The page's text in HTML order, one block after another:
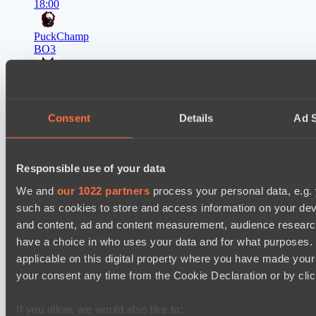
Consent Details Ad
Responsible use of your data
We and our 1022 partners process your personal data,
such as cookies to store and access information on your
and content, ad and content measurement, audience
have a choice in who uses your data and for what
applicable on this digital property where you have made
your consent any time from the Cookie Declaration or by
If you allow, we would also like to:
18:00
PuckChamp
BO3
Pandawa Lima
Six Cats
Lunar Horse Trophy 8
08:00
Team Kicked
BO3
09:00